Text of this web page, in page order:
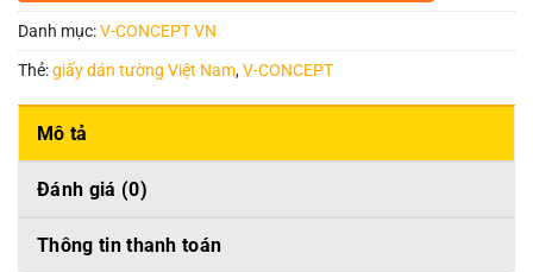
Danh mục:V-CONCEPT VN
Thẻ:giấy dán tường Việt Nam,V-CONCEPT
Mô tả
Đánh giá (0)
Thông tin thanh toán